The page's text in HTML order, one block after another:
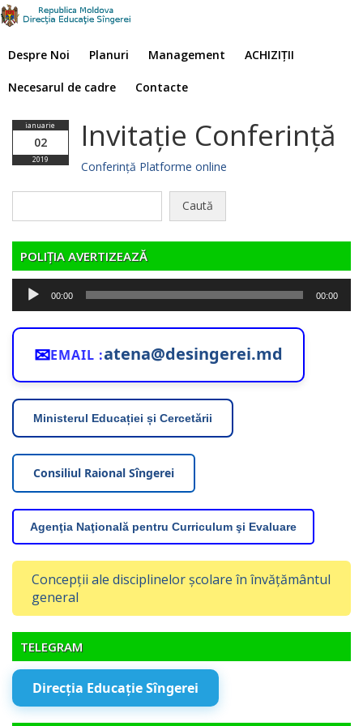
Despre Noi Planuri Management ACHIZIȚII
Necesarul de cadre Contacte
ianuarie
02
2019
Invitație Conferință
Conferință Platforme online
POLIȚIA AVERTIZEAZĂ
Player
audio
00:00 00:00
✉EMAIL :atena@desingerei.md
Ministerul Educației și Cercetării
Consiliul Raional Sîngerei
Agenţia Naţională pentru Curriculum şi Evaluare
Concepții ale disciplinelor școlare în învățământul
general
TELEGRAM
Direcția Educație Sîngerei